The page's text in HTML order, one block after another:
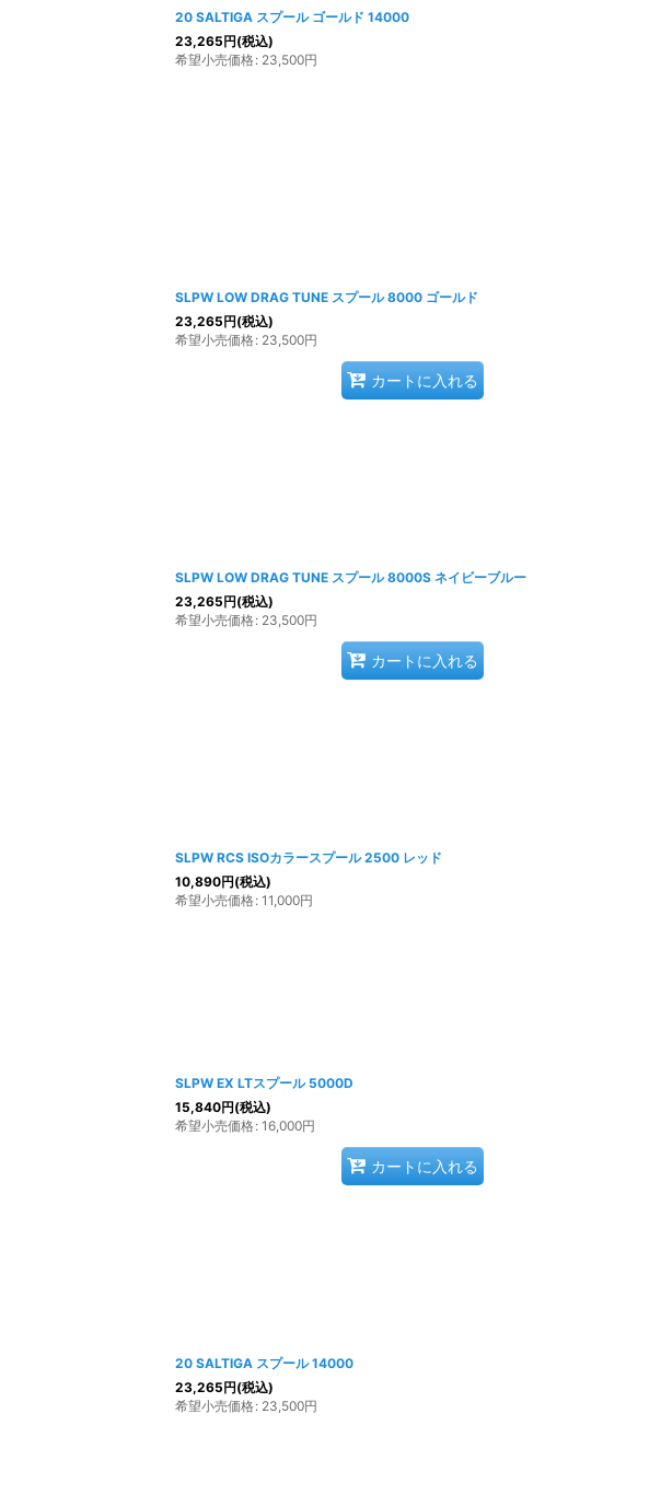
20 SALTIGA スプール ゴールド 14000
23,265円(税込)
希望小売価格: 23,500円
SLPW LOW DRAG TUNE スプール 8000 ゴールド
23,265円(税込)
希望小売価格: 23,500円
カートに入れる
SLPW LOW DRAG TUNE スプール 8000S ネイビーブルー
23,265円(税込)
希望小売価格: 23,500円
カートに入れる
SLPW RCS ISOカラースプール 2500 レッド
10,890円(税込)
希望小売価格: 11,000円
SLPW EX LTスプール 5000D
15,840円(税込)
希望小売価格: 16,000円
カートに入れる
20 SALTIGA スプール 14000
23,265円(税込)
希望小売価格: 23,500円